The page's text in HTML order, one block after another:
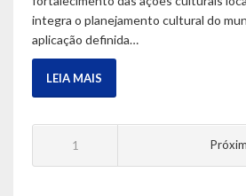
integra o planejamento cultural do
aplicação definida…
LEIA MAIS
1